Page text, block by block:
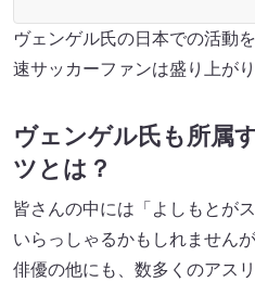
ヴェンゲル氏の日本での活動
速サッカーファンは盛り上が
ヴェンゲル氏も所属
ツとは？
皆さんの中には「よしもとが
いらっしゃるかもしれません
俳優の他にも、数多くのアス